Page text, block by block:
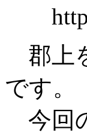
郡上
です。
今回